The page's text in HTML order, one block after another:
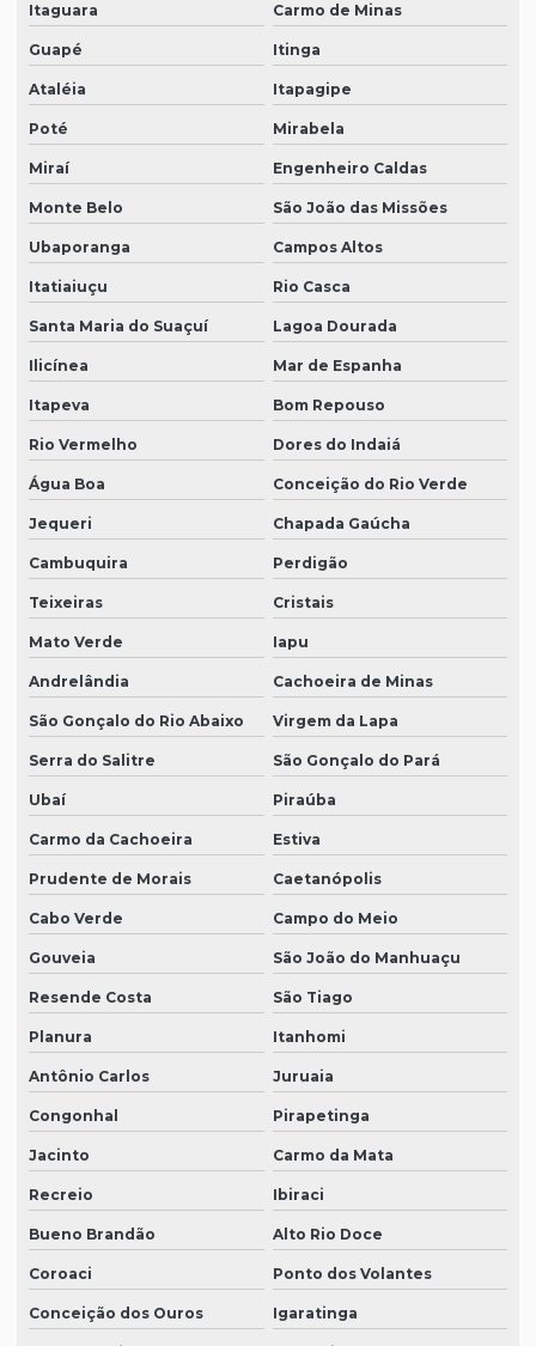
Itaguara Carmo de Minas
Guapé Itinga
Ataléia Itapagipe
Poté Mirabela
Miraí Engenheiro Caldas
Monte Belo São João das Missões
Ubaporanga Campos Altos
Itatiaiuçu Rio Casca
Santa Maria do Suaçuí Lagoa Dourada
Ilicínea Mar de Espanha
Itapeva Bom Repouso
Rio Vermelho Dores do Indaiá
Água Boa Conceição do Rio Verde
Jequeri Chapada Gaúcha
Cambuquira Perdigão
Teixeiras Cristais
Mato Verde Iapu
Andrelândia Cachoeira de Minas
São Gonçalo do Rio Abaixo Virgem da Lapa
Serra do Salitre São Gonçalo do Pará
Ubaí Piraúba
Carmo da Cachoeira Estiva
Prudente de Morais Caetanópolis
Cabo Verde Campo do Meio
Gouveia São João do Manhuaçu
Resende Costa São Tiago
Planura Itanhomi
Antônio Carlos Juruaia
Congonhal Pirapetinga
Jacinto Carmo da Mata
Recreio Ibiraci
Bueno Brandão Alto Rio Doce
Coroaci Ponto dos Volantes
Conceição dos Ouros Igaratinga